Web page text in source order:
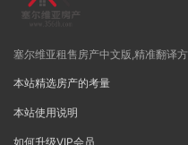
塞尔维亚租售房产中文版,精准翻译
本站精选房产的考量
本站使用说明
如何升级VIP会员